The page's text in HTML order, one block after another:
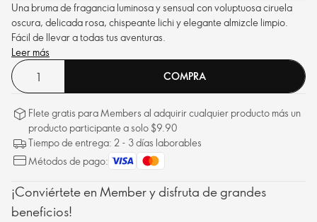
Una bruma de fragancia luminosa y sensual con voluptuosa ciruela
oscura, delicada rosa, chispeante lichi y elegante almizcle limpio.
Fácil de llevar a todas tus aventuras.
Leer más
COMPRA
Flete gratis para Members al adquirir cualquier producto más un
producto participante a solo $9.90
Tiempo de entrega: 2 - 3 días laborables
Métodos de pago:
¡Conviértete en Member y disfruta de grandes
beneficios!